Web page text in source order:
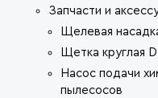
Запчасти и
Щелевая
Щетка круглая
Насос подачи
пылесосов